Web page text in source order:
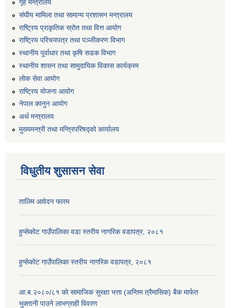
गृह मन्त्रालय
संघीय मामिला तथा सामान्य प्रशासन मन्त्रालय
राष्ट्रिय प्राकृतिक स्रोत तथा वित्त आयोग
राष्ट्रिय परिचयपत्र तथा पञ्जीकरण विभाग
स्थानीय पूर्वाधार तथा कृषि सडक विभाग
स्थानीय शासन तथा सामुदायिक विकास कार्यक्रम
लोक सेवा आयोग
राष्ट्रिय योजना आयोग
नेपाल कानुन आयोग
अर्थ मन्त्रालय
मुख्यमन्त्री तथा मन्त्रिपरिषद्को कार्यालय
विधुतीय शुसासन सेवा
तालिम आवेदन फारम
हुप्सेकोट गाउँपालिका वडा स्तरीय नागरिक वडापत्र, २०८१
हुप्सेकोट गाउँपालिका स्तरीय नागरिक वडापत्र, २०८१
आ.ब.२०८०/८१ काे सामाजिक सुरक्षा भत्ता (अन्तिम त्रैमासिक) बैक मार्फत
भुक्तानी पाउने लाभग्राही विवरण